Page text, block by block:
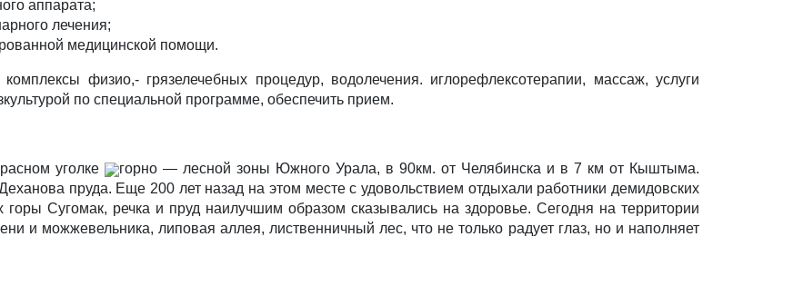
аппарата;
лечения;
медицинской помощи.
физио,- грязелечебных процедур, водолечения. иглорефлексотерапии, массаж, услуги
по специальной программе, обеспечить прием.
уголке
горно — лесной зоны Южного Урала, в 90км. от Челябинска и в 7 км от Кыштыма.
пруда. Еще 200 лет назад на этом месте с удовольствием отдыхали работники демидовских
Сугомак, речка и пруд наилучшим образом сказывались на здоровье. Сегодня на территории
и можжевельника, липовая аллея, лиственничный лес, что не только радует глаз, но и наполняет